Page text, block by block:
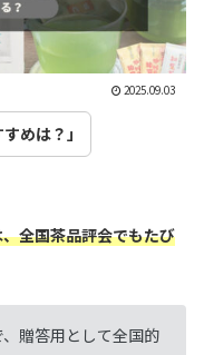
2025.09.03
めは？」
全国茶品評会でもたび
贈答用として全国的